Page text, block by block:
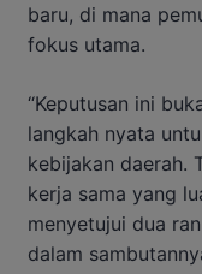
baru, di mana
fokus utama.
“Keputusan ini
langkah nyata
kebijakan daerah.
kerja sama yang
menyetujui dua
dalam